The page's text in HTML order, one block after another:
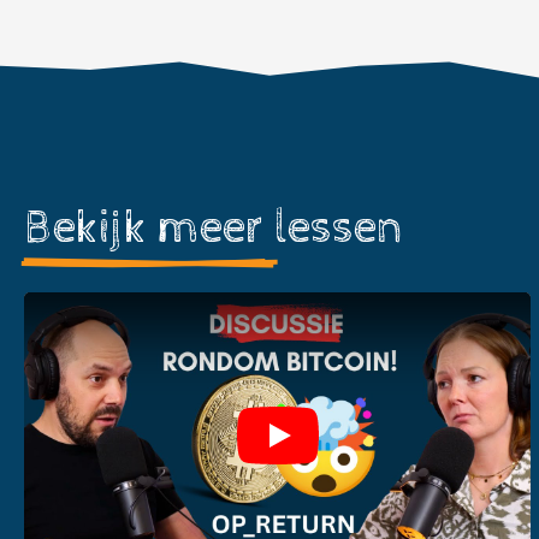
Bekijk meer lessen
Play